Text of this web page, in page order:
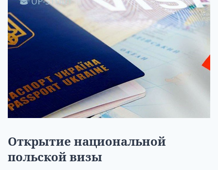
Открытие национальной
польской визы